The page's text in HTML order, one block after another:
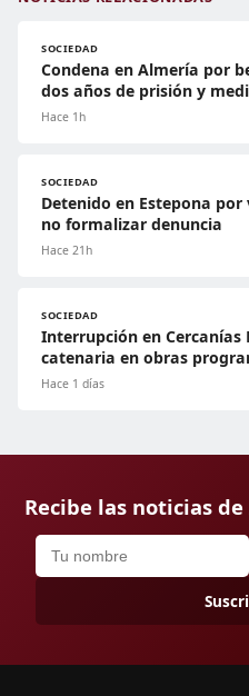
SOCIEDAD
Condena en Almería por
dos años de prisión y
Hace 1h
SOCIEDAD
Detenido en Estepona
no formalizar denuncia
Hace 21h
SOCIEDAD
Interrupción en Cercanías
catenaria en obras
Hace 1 días
Recibe las noticias